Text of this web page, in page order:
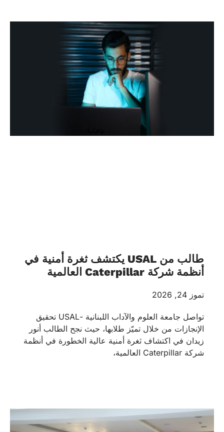
طالب من USAL يكتشف ثغرة أمنية في
أنظمة شركة Caterpillar العالمية
تموز 24, 2026
تواصل جامعة العلوم والآداب اللبنانية -USAL تحقيق
الإنجازات من خلال تميّز طلابها، حيث نجح الطالب أنور
زيدان في اكتشاف ثغرة أمنية عالية الخطورة في أنظمة
شركة Caterpillar العالمية،